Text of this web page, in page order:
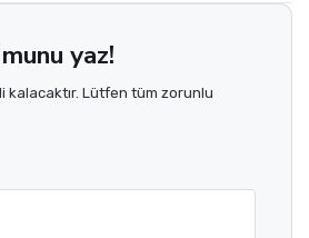
yaz!
kalacaktır. Lütfen tüm zorunlu